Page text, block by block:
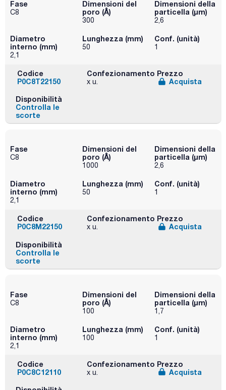
Fase
C8
Dimensioni del
poro (Å)
300
Dimensioni della
particella (μm)
2,6
Diametro
interno (mm)
2,1
Lunghezza (mm)
50
Conf. (unità)
1
Codice
P0C8T22150
Confezionamento
x u.
Prezzo
Acquista
Disponibilità
Controlla le
scorte
Fase
C8
Dimensioni del
poro (Å)
1000
Dimensioni della
particella (μm)
2,6
Diametro
interno (mm)
2,1
Lunghezza (mm)
50
Conf. (unità)
1
Codice
P0C8M22150
Confezionamento
x u.
Prezzo
Acquista
Disponibilità
Controlla le
scorte
Fase
C8
Dimensioni del
poro (Å)
100
Dimensioni della
particella (μm)
1,7
Diametro
interno (mm)
2,1
Lunghezza (mm)
100
Conf. (unità)
1
Codice
P0C8C12110
Confezionamento
x u.
Prezzo
Acquista